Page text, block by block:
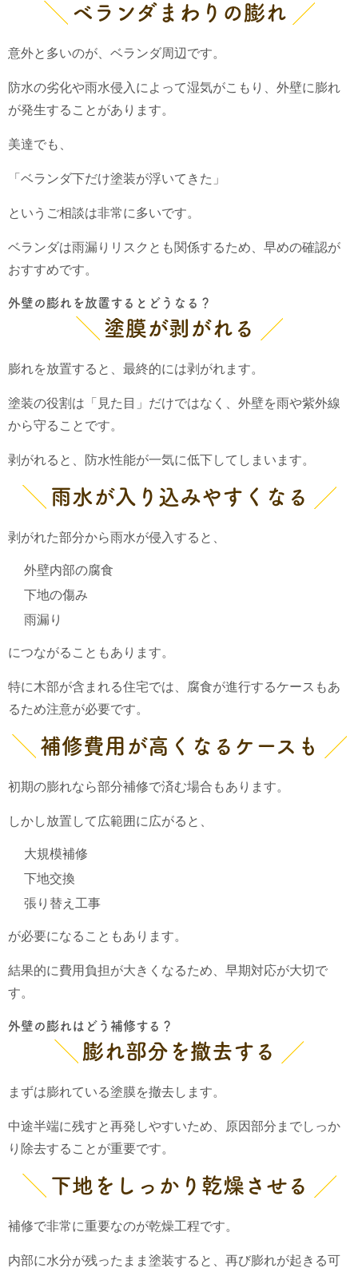
ベランダまわりの膨れ
意外と多いのが、ベランダ周辺です。
防水の劣化や雨水侵入によって湿気がこもり、外壁に膨れ
が発生することがあります。
美達でも、
「ベランダ下だけ塗装が浮いてきた」
というご相談は非常に多いです。
ベランダは雨漏りリスクとも関係するため、早めの確認が
おすすめです。
外壁の膨れを放置するとどうなる？
塗膜が剥がれる
膨れを放置すると、最終的には剥がれます。
塗装の役割は「見た目」だけではなく、外壁を雨や紫外線
から守ることです。
剥がれると、防水性能が一気に低下してしまいます。
雨水が入り込みやすくなる
剥がれた部分から雨水が侵入すると、
外壁内部の腐食
下地の傷み
雨漏り
につながることもあります。
特に木部が含まれる住宅では、腐食が進行するケースもあ
るため注意が必要です。
補修費用が高くなるケースも
初期の膨れなら部分補修で済む場合もあります。
しかし放置して広範囲に広がると、
大規模補修
下地交換
張り替え工事
が必要になることもあります。
結果的に費用負担が大きくなるため、早期対応が大切で
す。
外壁の膨れはどう補修する？
膨れ部分を撤去する
まずは膨れている塗膜を撤去します。
中途半端に残すと再発しやすいため、原因部分までしっか
り除去することが重要です。
下地をしっかり乾燥させる
補修で非常に重要なのが乾燥工程です。
内部に水分が残ったまま塗装すると、再び膨れが起きる可